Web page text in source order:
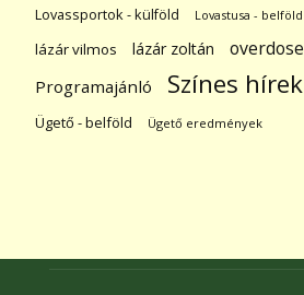
Lovassportok - külföld Lovastusa - belföld
lázár vilmos lázár zoltán overdose
Programajánló Színes hírek
Ügető - belföld Ügető eredmények